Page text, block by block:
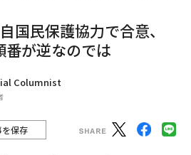
国民保護協力で合意、
が逆なのでは
Columnist
保存